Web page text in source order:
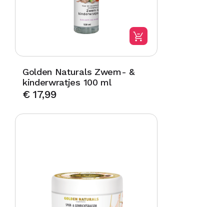
Golden Naturals Zwem- &
kinderwratjes 100 ml
€17,99